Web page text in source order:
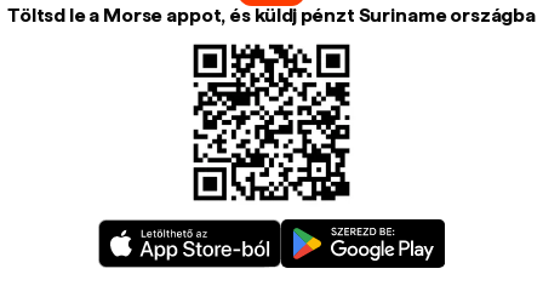
Töltsd le a Morse appot, és küldj pénzt Suriname országba